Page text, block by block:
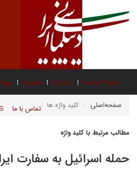
صفحه نخست درباره ما عضویت
تماس با ما صفحه‌اصلی کلید واژه ها
مطالب مرتبط با کلید واژه
حمله اسرائیل به سفارت